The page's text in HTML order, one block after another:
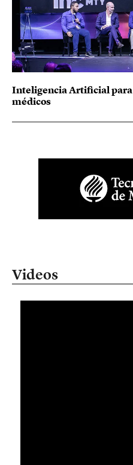
Inteligencia Artificial
médicos
Videos